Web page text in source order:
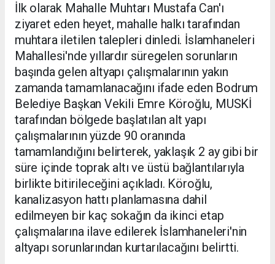
İlk olarak Mahalle Muhtarı Mustafa Can'ı
ziyaret eden heyet, mahalle halkı tarafından
muhtara iletilen talepleri dinledi. İslamhaneleri
Mahallesi'nde yıllardır süregelen sorunların
başında gelen altyapı çalışmalarının yakın
zamanda tamamlanacağını ifade eden Bodrum
Belediye Başkan Vekili Emre Köroğlu, MUSKİ
tarafından bölgede başlatılan alt yapı
çalışmalarının yüzde 90 oranında
tamamlandığını belirterek, yaklaşık 2 ay gibi bir
süre içinde toprak altı ve üstü bağlantılarıyla
birlikte bitirileceğini açıkladı. Köroğlu,
kanalizasyon hattı planlamasına dahil
edilmeyen bir kaç sokağın da ikinci etap
çalışmalarına ilave edilerek İslamhaneleri'nin
altyapı sorunlarından kurtarılacağını belirtti.